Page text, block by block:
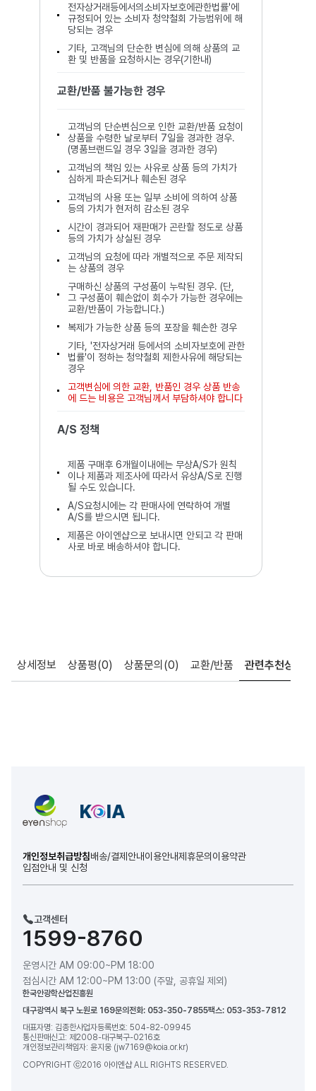
전자상거래등에서의소비자보호에관한법률'에
규정되어 있는 소비자 청약철회 가능범위에 해
당되는 경우
기타, 고객님의 단순한 변심에 의해 상품의 교
환 및 반품을 요청하시는 경우(기한내)
교환/반품 불가능한 경우
고객님의 단순변심으로 인한 교환/반품 요청이
상품을 수령한 날로부터 7일을 경과한 경우.
(명품브랜드일 경우 3일을 경과한 경우)
고객님의 책임 있는 사유로 상품 등의 가치가
심하게 파손되거나 훼손된 경우
고객님의 사용 또는 일부 소비에 의하여 상품
등의 가치가 현저히 감소된 경우
시간이 경과되어 재판매가 곤란할 정도로 상품
등의 가치가 상실된 경우
고객님의 요청에 따라 개별적으로 주문 제작되
는 상품의 경우
구매하신 상품의 구성품이 누락된 경우. (단,
그 구성품이 훼손없이 회수가 가능한 경우에는
교환/반품이 가능합니다.)
복제가 가능한 상품 등의 포장을 훼손한 경우
기타, '전자상거래 등에서의 소비자보호에 관한
법률'이 정하는 청약철회 제한사유에 해당되는
경우
고객변심에 의한 교환, 반품인 경우 상품 반송
에 드는 비용은 고객님께서 부담하셔야 합니다
A/S 정책
제품 구매후 6개월이내에는 무상A/S가 원칙
이나 제품과 제조사에 따라서 유상A/S로 진행
될 수도 있습니다.
A/S요청시에는 각 판매사에 연락하여 개별
A/S를 받으시면 됩니다.
제품은 아이엔샵으로 보내시면 안되고 각 판매
사로 바로 배송하셔야 합니다.
상세정보 상품평(0) 상품문의 (0) 교환/반품 관련추천상품
개인정보취급방침배송/결제안내이용안내제휴문의 이용약관
입점안내 및 신청
고객센터
1599-8760
운영시간 AM 09:00~PM 18:00
점심시간 AM 12:00~PM 13:00 (주말, 공휴일 제외)
한국안광학산업진흥원
대구광역시 북구 노원로 169문의전화: 053-350-7855팩스: 053-353-7812
대표자명: 김종한사업자등록번호: 504-82-09945
통신판매신고: 제2008-대구북구-0216호
개인정보관리책임자: 윤지웅 (jw7169@koia.or.kr)
COPYRIGHT ⓒ2016 아이엔샵 ALL RIGHTS RESERVED.